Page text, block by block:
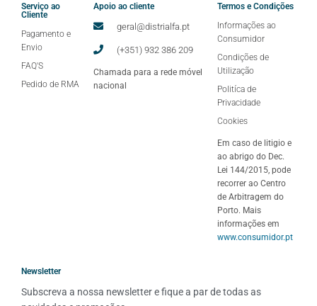
Serviço ao
Cliente
Pagamento e
Envio
FAQ'S
Pedido de RMA
Apoio ao cliente
geral@distrialfa.pt
(+351) 932 386 209
Chamada para a rede móvel
nacional
Termos e Condições
Informações ao
Consumidor
Condições de
Utilização
Politíca de
Privacidade
Cookies
Em caso de litigio e
ao abrigo do Dec.
Lei 144/2015, pode
recorrer ao Centro
de Arbitragem do
Porto. Mais
informações em
www.consumidor.pt
Newsletter
Subscreva a nossa newsletter e fique a par de todas as